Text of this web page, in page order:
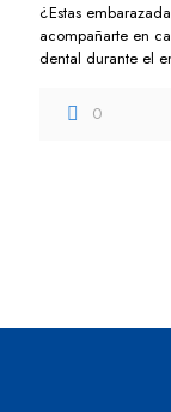
¿Estas
acompañarte en
dental durante el
0